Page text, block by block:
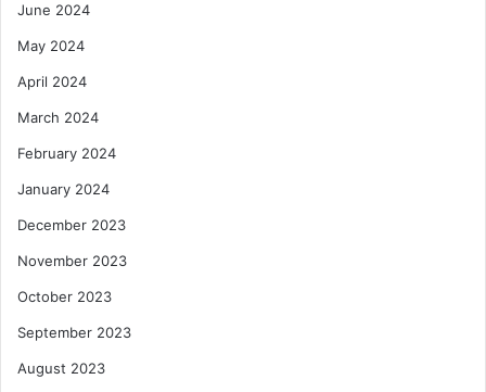
June 2024
May 2024
April 2024
March 2024
February 2024
January 2024
December 2023
November 2023
October 2023
September 2023
August 2023